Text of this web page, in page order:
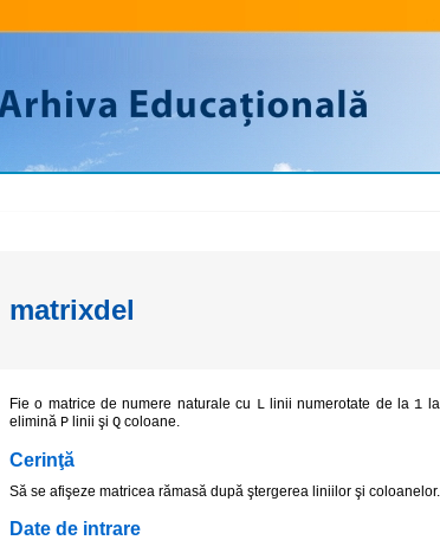
matrixdel
Fie o matrice de numere naturale cu Llinii numerotate de la1 la
elimină P linii şi Q coloane.
Cerinţă
Să se afişeze matricea rămasă după ştergerea liniilor şi coloanelor.
Date de intrare